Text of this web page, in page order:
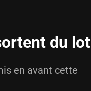
du lot
en avant cette